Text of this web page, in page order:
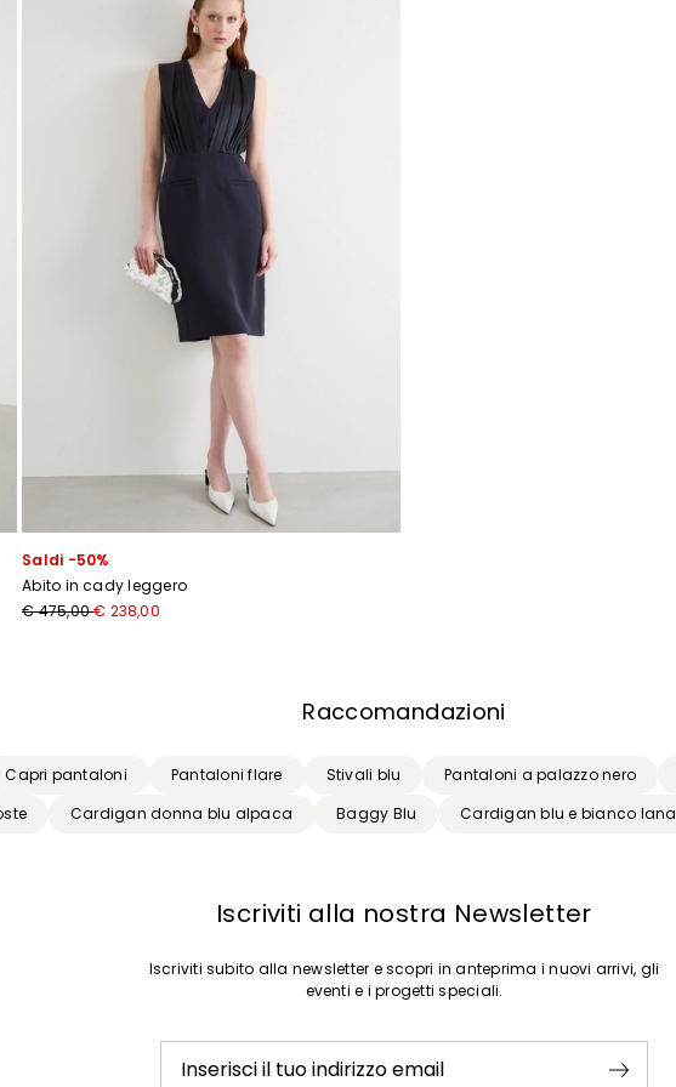
Saldi -50%
Abito in cady leggero
€ 475,00€ 238,00
Raccomandazioni
Capri pantaloni Pantaloni flare Stivali blu Pantaloni a palazzo nero
Cardigan donna blu alpaca Baggy Blu Cardigan blu e bianco lana
Iscriviti alla nostra Newsletter
Iscriviti subito alla newsletter e scopri in anteprima i nuovi arrivi, gli
eventi e i progetti speciali.
Inserisci il tuo indirizzo email